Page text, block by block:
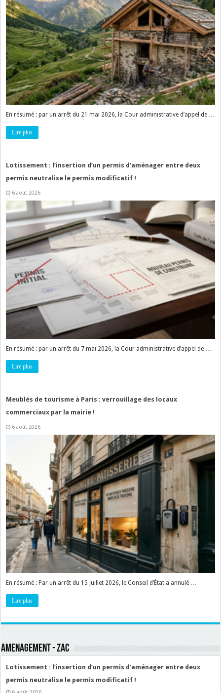
En résumé : par un arrêt du 21 mai 2026, la Cour administrative d’appel de …
Lire plus
Lotissement : l’insertion d’un permis d’aménager entre deux
permis neutralise le permis modificatif !
6 août 2026
En résumé : par un arrêt du 7 mai 2026, la Cour administrative d’appel de …
Lire plus
Meublés de tourisme à Paris : verrouillage des locaux
commerciaux par la mairie !
6 août 2026
En résumé : Par un arrêt du 15 juillet 2026, le Conseil d’État a annulé …
Lire plus
AMENAGEMENT - ZAC
Lotissement : l’insertion d’un permis d’aménager entre deux
permis neutralise le permis modificatif !